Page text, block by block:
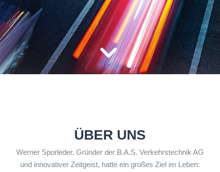
ÜBER UNS
Werner Sporleder, Gründer der B.A.S. Verkehrstechnik AG
und innovativer Zeitgeist, hatte ein großes Ziel im Leben: